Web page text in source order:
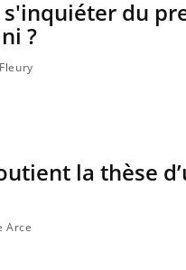
du
?
la thèse
Arce